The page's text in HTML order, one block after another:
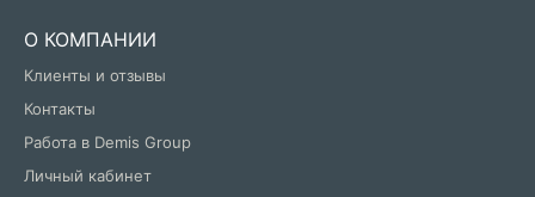
О КОМПАНИИ
Клиенты и отзывы
Контакты
Работа в Demis Group
Личный кабинет